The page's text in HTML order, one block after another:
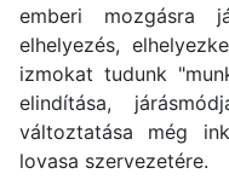
emberi mozgásra
elhelyezés,
izmokat tudunk
elindítása,
változtatása még
lovasa szervezetére.